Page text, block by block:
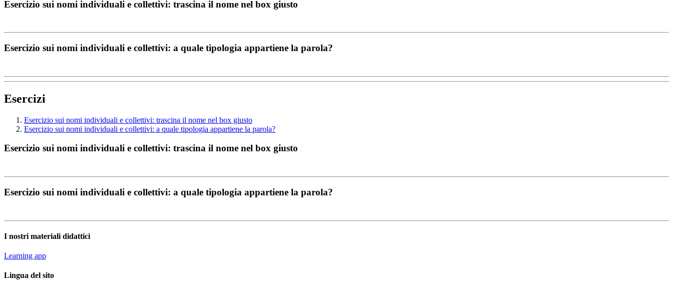
Esercizio sui nomi individuali e collettivi: trascina il nome nel box giusto
Esercizio sui nomi individuali e collettivi: a quale tipologia appartiene la parola?
Esercizi
Esercizio sui nomi individuali e collettivi: trascina il nome nel box giusto
Esercizio sui nomi individuali e collettivi: a quale tipologia appartiene la parola?
Esercizio sui nomi individuali e collettivi: trascina il nome nel box giusto
Esercizio sui nomi individuali e collettivi: a quale tipologia appartiene la parola?
I nostri materiali didattici
Learning app
Lingua del sito